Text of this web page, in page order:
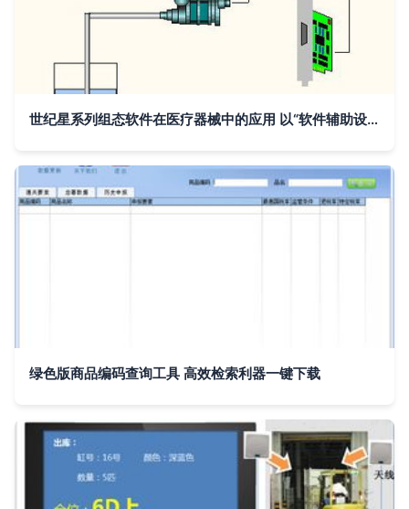
世纪星系列组态软件在医疗器械中的应用 以“软件辅助设备”为核心的创新实践
绿色版商品编码查询工具 高效检索利器一键下载